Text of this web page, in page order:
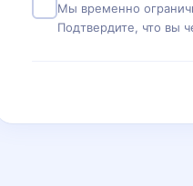
Мы временно
Подтвердите, что вы